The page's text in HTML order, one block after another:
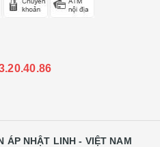
ÁP NHẬT LINH - VIỆT NAM